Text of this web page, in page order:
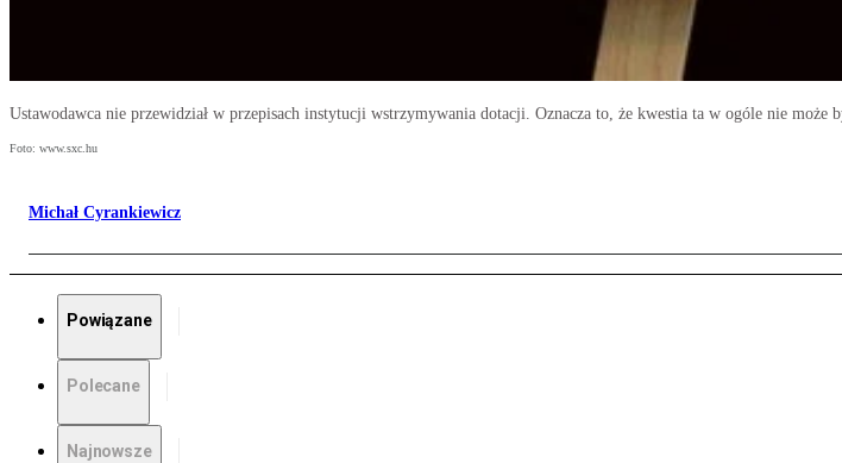
Ustawodawca nie przewidział w przepisach instytucji wstrzymywania dotacji. Oznacza to, że kwestia ta w ogóle nie może
Foto: www.sxc.hu
Michał Cyrankiewicz
Powiązane
Polecane
Najnowsze